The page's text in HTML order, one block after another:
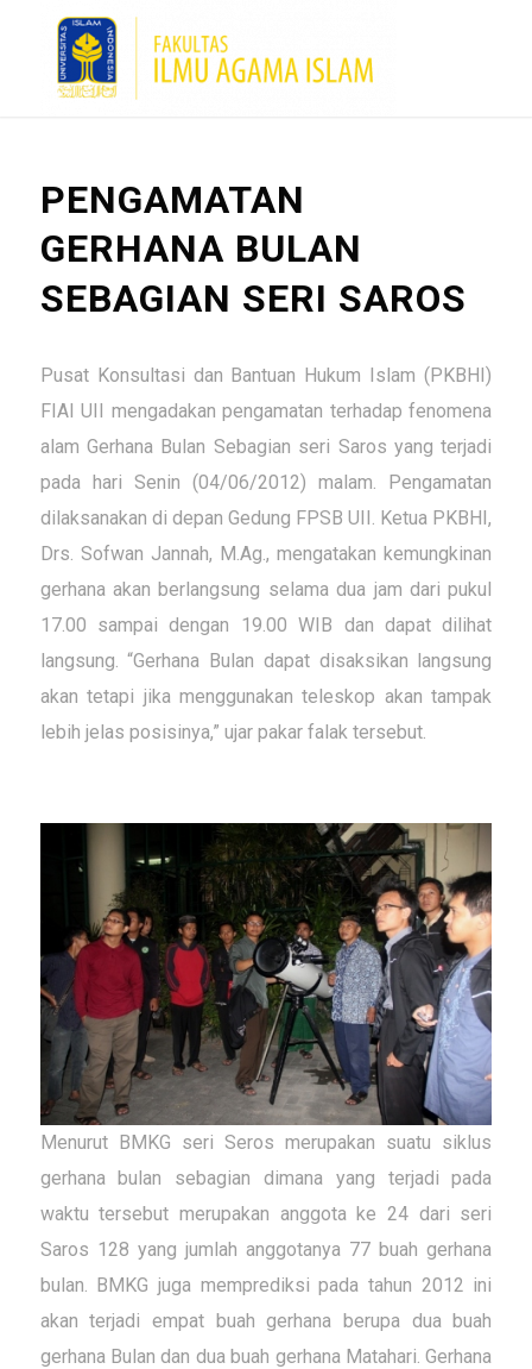
PENGAMATAN
GERHANA BULAN
SEBAGIAN SERI SAROS
Pusat Konsultasi dan Bantuan Hukum Islam (PKBHI)
FIAI UII mengadakan pengamatan terhadap fenomena
alam Gerhana Bulan Sebagian seri Saros yang terjadi
pada hari Senin (04/06/2012) malam. Pengamatan
dilaksanakan di depan Gedung FPSB UII. Ketua PKBHI,
Drs. Sofwan Jannah, M.Ag., mengatakan kemungkinan
gerhana akan berlangsung selama dua jam dari pukul
17.00 sampai dengan 19.00 WIB dan dapat dilihat
langsung. “Gerhana Bulan dapat disaksikan langsung
akan tetapi jika menggunakan teleskop akan tampak
lebih jelas posisinya,” ujar pakar falak tersebut.
Menurut BMKG seri Seros merupakan suatu siklus
gerhana bulan sebagian dimana yang terjadi pada
waktu tersebut merupakan anggota ke 24 dari seri
Saros 128 yang jumlah anggotanya 77 buah gerhana
bulan. BMKG juga memprediksi pada tahun 2012 ini
akan terjadi empat buah gerhana berupa dua buah
gerhana Bulan dan dua buah gerhana Matahari. Gerhana